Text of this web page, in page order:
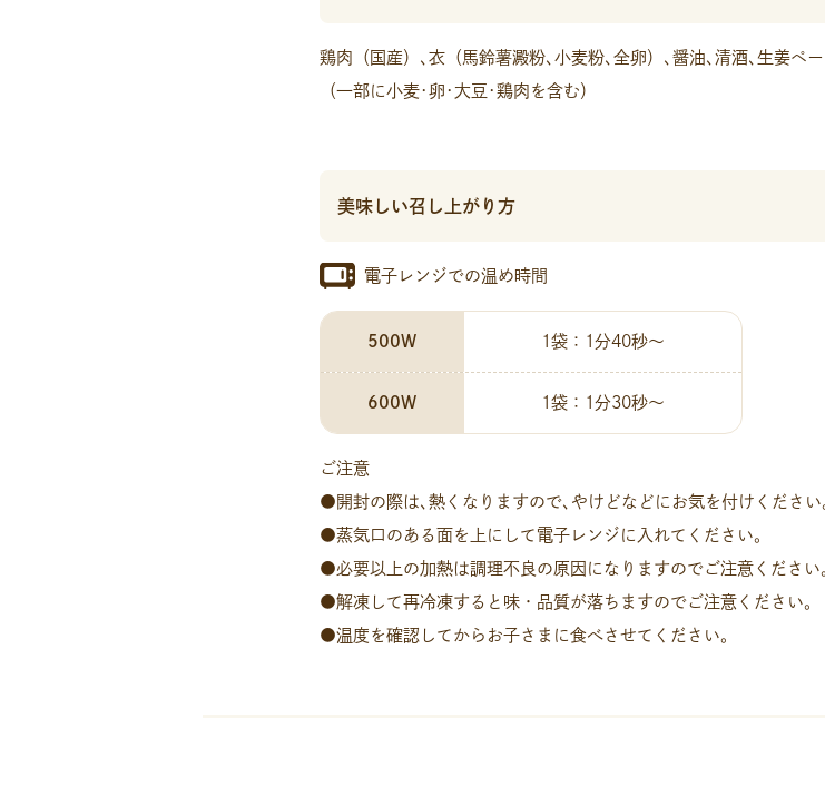
鶏肉（国産）､衣（馬鈴薯澱粉､小麦粉､全卵）､醤油､清酒､生姜ペ
（一部に小麦･卵･大豆･鶏肉を含む）
美味しい召し上がり方
電子レンジでの温め時間
500W 1袋：1分40秒〜
600W 1袋：1分30秒〜
ご注意
●開封の際は､熱くなりますので､やけどなどにお気を付けください｡
●蒸気口のある面を上にして電子レンジに入れてください｡
●必要以上の加熱は調理不良の原因になりますのでご注意ください｡
●解凍して再冷凍すると味・品質が落ちますのでご注意ください｡
●温度を確認してからお子さまに食べさせてください｡